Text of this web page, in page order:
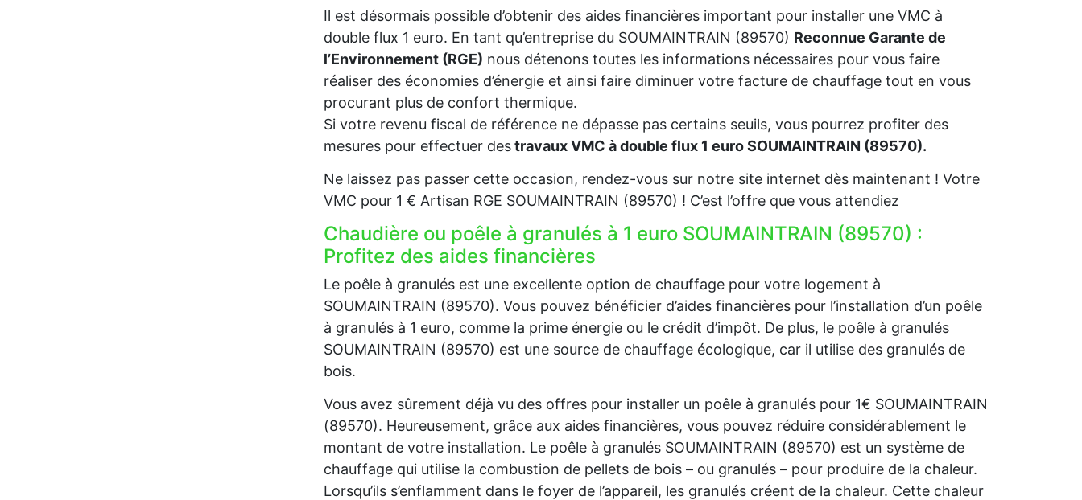
Il est désormais possible d’obtenir des aides financières important pour installer une VMC à
double flux 1 euro. En tant qu’entreprise du SOUMAINTRAIN (89570) Reconnue Garante de
l’Environnement (RGE) nous détenons toutes les informations nécessaires pour vous faire
réaliser des économies d’énergie et ainsi faire diminuer votre facture de chauffage tout en vous
procurant plus de confort thermique.
Si votre revenu fiscal de référence ne dépasse pas certains seuils, vous pourrez profiter des
mesures pour effectuer destravaux VMC à double flux 1 euro SOUMAINTRAIN (89570).
Ne laissez pas passer cette occasion, rendez-vous sur notre site internet dès maintenant ! Votre
VMC pour 1 € Artisan RGE SOUMAINTRAIN (89570) ! C’est l’offre que vous attendiez
Chaudière ou poêle à granulés à 1 euro SOUMAINTRAIN (89570) :
Profitez des aides financières
Le poêle à granulés est une excellente option de chauffage pour votre logement à
SOUMAINTRAIN (89570). Vous pouvez bénéficier d’aides financières pour l’installation d’un poêle
à granulés à 1 euro, comme la prime énergie ou le crédit d’impôt. De plus, le poêle à granulés
SOUMAINTRAIN (89570) est une source de chauffage écologique, car il utilise des granulés de
bois.
Vous avez sûrement déjà vu des offres pour installer un poêle à granulés pour 1€ SOUMAINTRAIN
(89570). Heureusement, grâce aux aides financières, vous pouvez réduire considérablement le
montant de votre installation. Le poêle à granulés SOUMAINTRAIN (89570) est un système de
chauffage qui utilise la combustion de pellets de bois – ou granulés – pour produire de la chaleur.
Lorsqu’ils s’enflamment dans le foyer de l’appareil, les granulés créent de la chaleur. Cette chaleur